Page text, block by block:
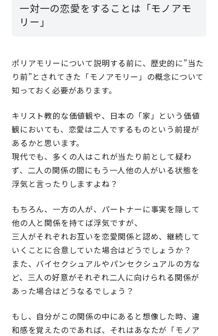
一対一の恋愛をすることは「モノアモ
リー」
ポリアモリーについて説明する前に、歴史的に”当た
り前”とされてきた「モノアモリー」の概念について
知っておく必要があります。
キリスト教的な価値観や、日本の「家」という価値
観においても、恋愛は二人でするものという前提が
あるかと思います。
現代でも、多くの人はこれが当たり前として疑わ
ず、二人の関係の間にもう一人他の人がいる状態を
浮気と言ったりしますよね？
もちろん、一方の人が、パートナーに事実を隠して
他の人と関係を持てば浮気ですが、
三人がそれぞれお互いを恋愛関係と認め、継続して
いくことに合意していた場合はどうでしょうか？
また、バイセクシュアルやパンセクシュアルの方な
ど、三人の好意がそれぞれ二人に向けられる関係が
あった場合はどうなるでしょう？
もし、自分がこの関係の中にあると想像した時、違
和感を覚えたのであれば、それはあなたが「モノア